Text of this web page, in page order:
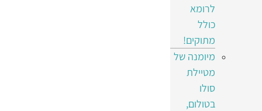
לרומא
כולל
מתוקים!
מיומנה של
מטיילת
סולו
בטולום,